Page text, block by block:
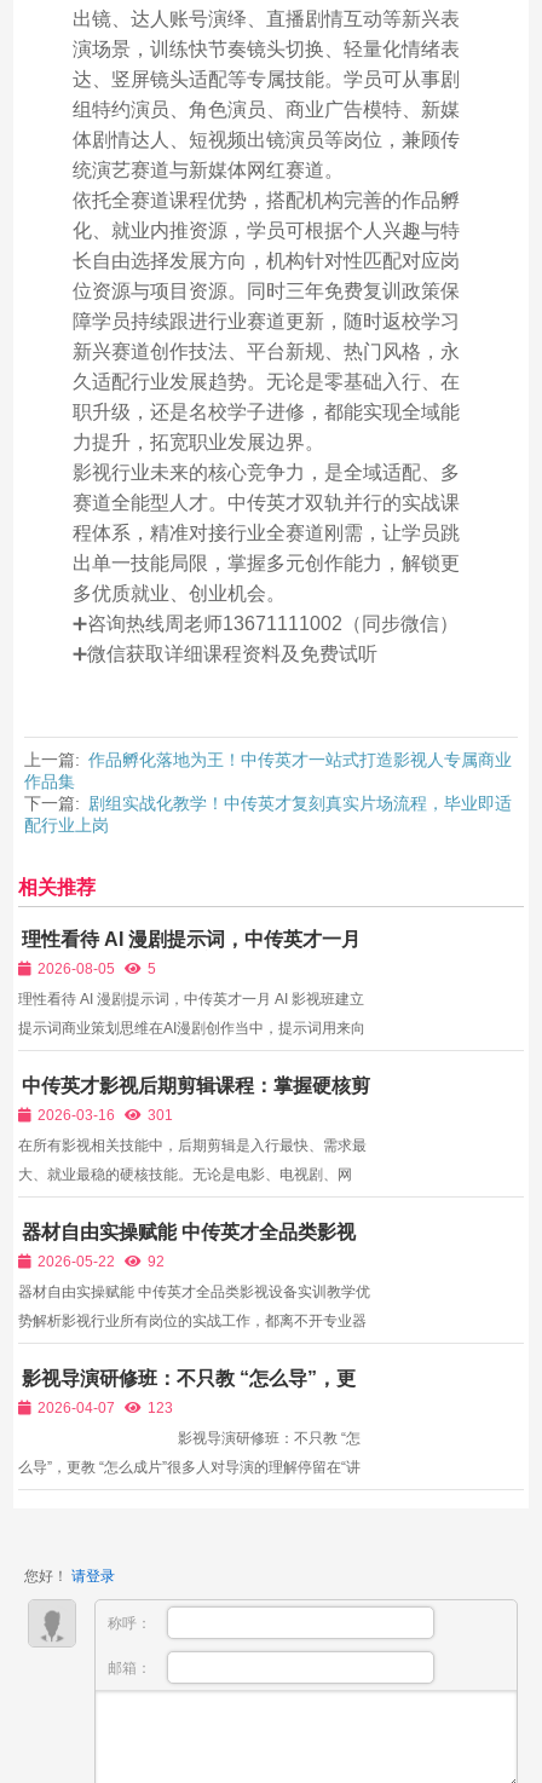
出镜、达人账号演绎、直播剧情互动等新兴表
演场景，训练快节奏镜头切换、轻量化情绪表
达、竖屏镜头适配等专属技能。学员可从事剧
组特约演员、角色演员、商业广告模特、新媒
体剧情达人、短视频出镜演员等岗位，兼顾传
统演艺赛道与新媒体网红赛道。
依托全赛道课程优势，搭配机构完善的作品孵
化、就业内推资源，学员可根据个人兴趣与特
长自由选择发展方向，机构针对性匹配对应岗
位资源与项目资源。同时三年免费复训政策保
障学员持续跟进行业赛道更新，随时返校学习
新兴赛道创作技法、平台新规、热门风格，永
久适配行业发展趋势。无论是零基础入行、在
职升级，还是名校学子进修，都能实现全域能
力提升，拓宽职业发展边界。
影视行业未来的核心竞争力，是全域适配、多
赛道全能型人才。中传英才双轨并行的实战课
程体系，精准对接行业全赛道刚需，让学员跳
出单一技能局限，掌握多元创作能力，解锁更
多优质就业、创业机会。
➕咨询热线周老师13671111002（同步微信）
➕微信获取详细课程资料及免费试听
上一篇: 作品孵化落地为王！中传英才一站式打造影视人专属商业
作品集
下一篇: 剧组实战化教学！中传英才复刻真实片场流程，毕业即适
配行业上岗
相关推荐
理性看待 AI 漫剧提示词，中传英才一月
AI 影视班建立提示词商业策划思维
2026-08-05
5
理性看待 AI 漫剧提示词，中传英才一月 AI 影视班建立
提示词商业策划思维在AI漫剧创作当中，提示词用来向
全”广为流传，很多学习者直接复制网上现成提示词，
希望直接产出高质量商用漫剧画面。但是大量人发现，
别人用...
中传英才影视后期剪辑课程：掌握硬核剪
辑技能，成为市场紧缺的后期人才
2026-03-16
301
在所有影视相关技能中，后期剪辑是入行最快、需求最
大、就业最稳的硬核技能。无论是电影、电视剧、网
播切片，都离不开专业剪辑师。2026年，内容平台持
续扩张，剪辑人才的缺口越来越大，会剪辑、精剪辑、
懂节奏、有...
器材自由实操赋能 中传英才全品类影视
设备实训教学优势解析
2026-05-22
92
器材自由实操赋能 中传英才全品类影视设备实训教学优
势解析影视行业所有岗位的实战工作，都离不开专业器
片分析精准、剧本构思流畅，但一到片场就无从下手，
核心原因就是缺乏常态化器材实操机会。市面上多数培
影视导演研修班：不只教 “怎么导”，更
教 “怎么成片”
2026-04-07
123
影视导演研修班：不只教 “怎
么导”，更教 “怎么成片”很多人对导演的理解停留在“讲
您好！ 请登录
称呼：
邮箱：